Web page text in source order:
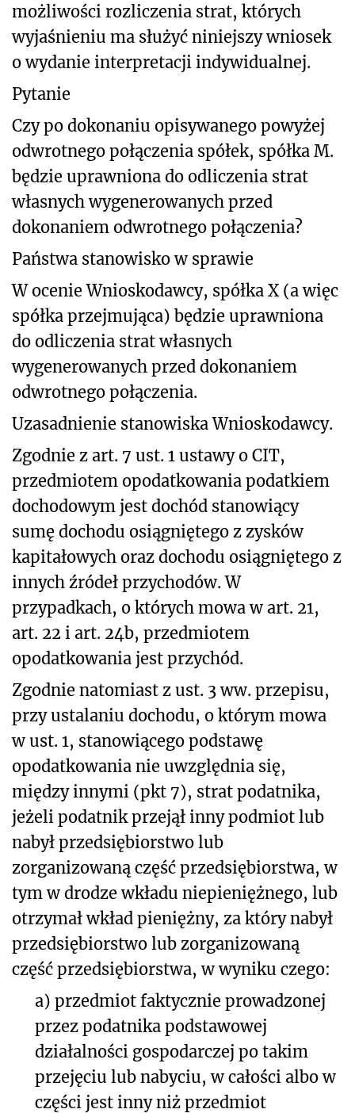
możliwości rozliczenia strat, których
wyjaśnieniu ma służyć niniejszy wniosek
o wydanie interpretacji indywidualnej.
Pytanie
Czy po dokonaniu opisywanego powyżej
odwrotnego połączenia spółek, spółka M.
będzie uprawniona do odliczenia strat
własnych wygenerowanych przed
dokonaniem odwrotnego połączenia?
Państwa stanowisko w sprawie
W ocenie Wnioskodawcy, spółka X (a więc
spółka przejmująca) będzie uprawniona
do odliczenia strat własnych
wygenerowanych przed dokonaniem
odwrotnego połączenia.
Uzasadnienie stanowiska Wnioskodawcy.
Zgodnie z art. 7 ust. 1 ustawy o CIT,
przedmiotem opodatkowania podatkiem
dochodowym jest dochód stanowiący
sumę dochodu osiągniętego z zysków
kapitałowych oraz dochodu osiągniętego z
innych źródeł przychodów. W
przypadkach, o których mowa w art. 21,
art. 22 i art. 24b, przedmiotem
opodatkowania jest przychód.
Zgodnie natomiast z ust. 3 ww. przepisu,
przy ustalaniu dochodu, o którym mowa
w ust. 1, stanowiącego podstawę
opodatkowania nie uwzględnia się,
między innymi (pkt 7), strat podatnika,
jeżeli podatnik przejął inny podmiot lub
nabył przedsiębiorstwo lub
zorganizowaną część przedsiębiorstwa, w
tym w drodze wkładu niepieniężnego, lub
otrzymał wkład pieniężny, za który nabył
przedsiębiorstwo lub zorganizowaną
część przedsiębiorstwa, w wyniku czego:
a) przedmiot faktycznie prowadzonej
przez podatnika podstawowej
działalności gospodarczej po takim
przejęciu lub nabyciu, w całości albo w
części jest inny niż przedmiot